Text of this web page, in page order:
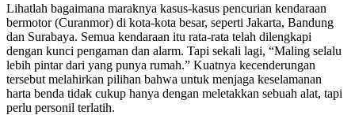
Lihatlah bagaimana maraknya kasus-kasus pencurian kendaraan
bermotor (Curanmor) di kota-kota besar, seperti Jakarta, Bandung
dan Surabaya. Semua kendaraan itu rata-rata telah dilengkapi
dengan kunci pengaman dan alarm. Tapi sekali lagi, “Maling selalu
lebih pintar dari yang punya rumah.” Kuatnya kecenderungan
tersebut melahirkan pilihan bahwa untuk menjaga keselamanan
harta benda tidak cukup hanya dengan meletakkan sebuah alat, tapi
perlu personil terlatih.